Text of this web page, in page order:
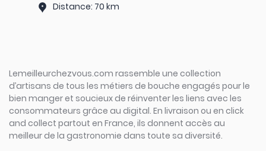
Distance: 70 km
Lemeilleurchezvous.com rassemble une collection
d’artisans de tous les métiers de bouche engagés pour le
bien manger et soucieux de réinventer les liens avec les
consommateurs grâce au digital. En livraison ou en click
and collect partout en France, ils donnent accès au
meilleur de la gastronomie dans toute sa diversité.